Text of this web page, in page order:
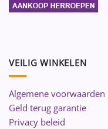
VEILIG WINKELEN
Algemene voorwaarden
Geld terug garantie
Privacy beleid